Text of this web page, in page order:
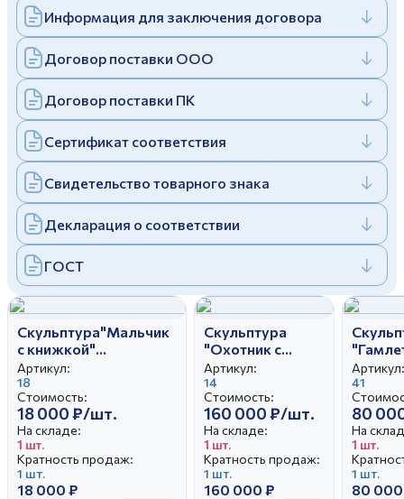
Отправить
Заполняя и отправляя форму, вы соглашаетесь
cполитикой конфиденциальности
Заполняя и отправляя форму, вы соглашаетесь
cполитикой конфиденциальности
Дулевский фарфоровый завод ©
Политика конфиденциальности
Информация для заключения договора
Договор поставки ООО
Договор поставки ПК
Сертификат соответствия
Свидетельство товарного знака
Декларация о соответствии
ГОСТ
Скульптура"Мальчик
с книжкой"
авт.Сотников А.Г
Артикул:
18
Стоимость:
18 000 ₽/шт.
На складе:
1 шт.
Кратность продаж:
1 шт.
18 000 ₽
Скульптура
"Охотник с
беркутом" автор
Богданова О.М.
Артикул:
14
Стоимость:
160 000 ₽/шт.
На складе:
1 шт.
Кратность продаж:
1 шт.
160 000 ₽
Артикул:
41
80
На
1 шт.
1 шт.
80